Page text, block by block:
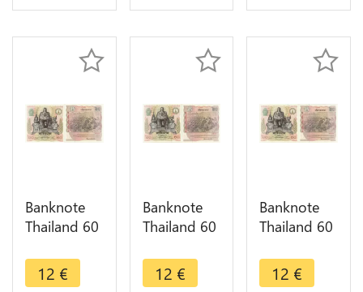
Banknote
Thailand 60
IX1987
UNC ->
12 €
Banknote
Thailand 60
IX1987
UNC ->
12 €
Banknote
Thailand 60
IX1987
UNC ->
12 €